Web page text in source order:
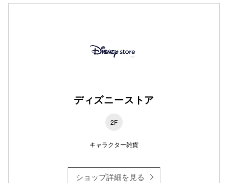
ディズニーストア
2F
キャラクター雑貨
ショップ詳細を見る